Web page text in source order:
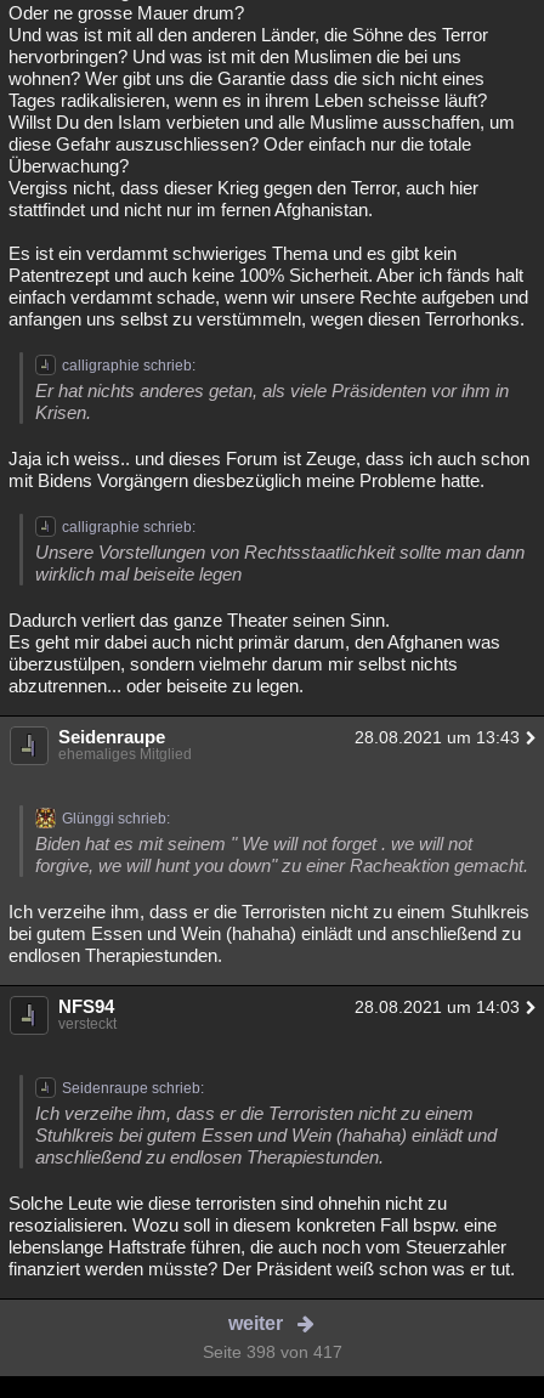
Oder ne grosse Mauer drum?
Und was ist mit all den anderen Länder, die Söhne des Terror
hervorbringen? Und was ist mit den Muslimen die bei uns
wohnen? Wer gibt uns die Garantie dass die sich nicht eines
Tages radikalisieren, wenn es in ihrem Leben scheisse läuft?
Willst Du den Islam verbieten und alle Muslime ausschaffen, um
diese Gefahr auszuschliessen? Oder einfach nur die totale
Überwachung?
Vergiss nicht, dass dieser Krieg gegen den Terror, auch hier
stattfindet und nicht nur im fernen Afghanistan.
Es ist ein verdammt schwieriges Thema und es gibt kein
Patentrezept und auch keine 100% Sicherheit. Aber ich fänds halt
einfach verdammt schade, wenn wir unsere Rechte aufgeben und
anfangen uns selbst zu verstümmeln, wegen diesen Terrorhonks.
calligraphie schrieb:
Er hat nichts anderes getan, als viele Präsidenten vor ihm in
Krisen.
Jaja ich weiss.. und dieses Forum ist Zeuge, dass ich auch schon
mit Bidens Vorgängern diesbezüglich meine Probleme hatte.
calligraphie schrieb:
Unsere Vorstellungen von Rechtsstaatlichkeit sollte man dann
wirklich mal beiseite legen
Dadurch verliert das ganze Theater seinen Sinn.
Es geht mir dabei auch nicht primär darum, den Afghanen was
überzustülpen, sondern vielmehr darum mir selbst nichts
abzutrennen... oder beiseite zu legen.
Seidenraupe 28.08.2021 um 13:43
ehemaliges Mitglied
Glünggi schrieb:
Biden hat es mit seinem " We will not forget . we will not
forgive, we will hunt you down" zu einer Racheaktion gemacht.
Ich verzeihe ihm, dass er die Terroristen nicht zu einem Stuhlkreis
bei gutem Essen und Wein (hahaha) einlädt und anschließend zu
endlosen Therapiestunden.
NFS94 28.08.2021 um 14:03
versteckt
Seidenraupe schrieb:
Ich verzeihe ihm, dass er die Terroristen nicht zu einem
Stuhlkreis bei gutem Essen und Wein (hahaha) einlädt und
anschließend zu endlosen Therapiestunden.
Solche Leute wie diese terroristen sind ohnehin nicht zu
resozialisieren. Wozu soll in diesem konkreten Fall bspw. eine
lebenslange Haftstrafe führen, die auch noch vom Steuerzahler
finanziert werden müsste? Der Präsident weiß schon was er tut.
weiter
Seite 398 von 417